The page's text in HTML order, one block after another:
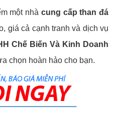
một nhà cung cấp than đá
giá cả cạnh tranh và dịch vụ
Chế Biến Và Kinh Doanh
chọn hoàn hảo cho bạn.